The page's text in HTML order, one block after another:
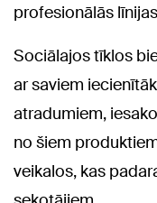
profesionālās
Sociālajos tīklos
ar saviem
atradumiem,
no šiem
veikalos, kas